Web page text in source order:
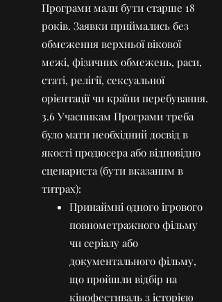
Програми мали бути старше 18
років. Заявки приймались без
обмеження верхньої вікової
межі, фізичних обмежень, раси,
статі, релігії, сексуальної
орієнтації чи країни перебування.
3.6 Учасникам Програми треба
було мати необхідний досвід в
якості продюсера або відповідно
сценариста (бути вказаним в
титрах):
Принаймні одного ігрового
повнометражного фільму
чи серіалу або
документального фільму,
що пройшли відбір на
кінофестиваль з історією